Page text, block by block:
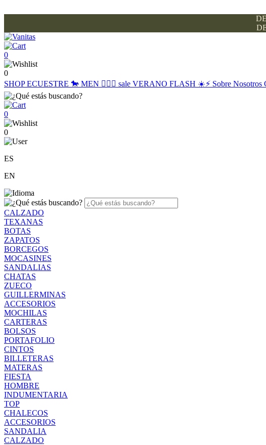
0
0
SHOPECUESTRE 🐎 MEN 🙋🏽‍♂️ sale VERANO FLASH ☀️⚡️ Sobre Nosotros
0
0
ES
EN
CALZADO
TEXANAS
BOTAS
ZAPATOS
BORCEGOS
MOCASINES
SANDALIAS
CHATAS
ZUECO
GUILLERMINAS
ACCESORIOS
MOCHILAS
CARTERAS
BOLSOS
PORTAFOLIO
CINTOS
BILLETERAS
MATERAS
FIESTA
HOMBRE
INDUMENTARIA
TOP
CHALECOS
ACCESORIOS
SANDALIA
CALZADO